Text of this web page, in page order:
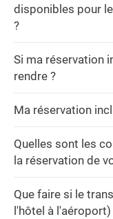
disponibles pour
?
Si ma réservation
rendre ?
Ma réservation
Quelles sont les
la réservation de
Que faire si le
l'hôtel à